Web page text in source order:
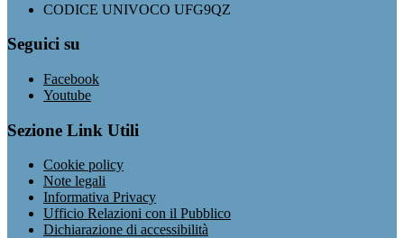
CODICE UNIVOCO UFG9QZ
Seguici su
Facebook
Youtube
Sezione Link Utili
Cookie policy
Note legali
Informativa Privacy
Ufficio Relazioni con il Pubblico
Dichiarazione di accessibilità